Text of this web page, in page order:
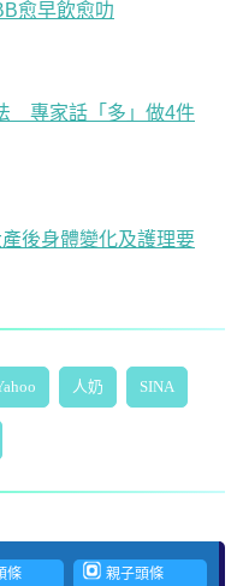
愈早飲愈叻
專家話「多」做4件
後身體變化及護理要
人奶 SINA
條 親子頭條